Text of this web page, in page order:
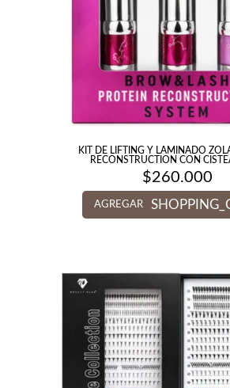
KIT DE LIFTING Y LAMINADO
RECONSTRUCTION CON
$260.000
AGREGAR